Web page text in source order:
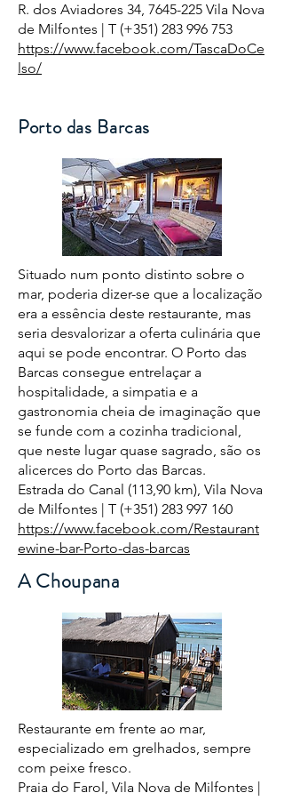
R. dos Aviadores 34, 7645-225 Vila Nova
de Milfontes | T (+351) 283 996 753
https://www.facebook.com/TascaDoCe
lso/
Porto das Barcas
Situado num ponto distinto sobre o
mar, poderia dizer-se que a localização
era a essência deste restaurante, mas
seria desvalorizar a oferta culinária que
aqui se pode encontrar. O Porto das
Barcas consegue entrelaçar a
hospitalidade, a simpatia e a
gastronomia cheia de imaginação que
se funde com a cozinha tradicional,
que neste lugar quase sagrado, são os
alicerces do Porto das Barcas.
Estrada do Canal (113,90 km), Vila Nova
de Milfontes | T (+351) 283 997 160
https://www.facebook.com/Restaurant
ewine-bar-Porto-das-barcas
A Choupana
Restaurante em frente ao mar,
especializado em grelhados, sempre
com peixe fresco.
Praia do Farol, Vila Nova de Milfontes |